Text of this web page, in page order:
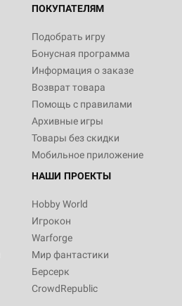
ПОКУПАТЕЛЯМ
Подобрать игру
Бонусная программа
Информация о заказе
Возврат товара
Помощь с правилами
Архивные игры
Товары без скидки
Мобильное приложение
НАШИ ПРОЕКТЫ
Hobby World
Игрокон
Warforge
Мир фантастики
Берсерк
CrowdRepublic